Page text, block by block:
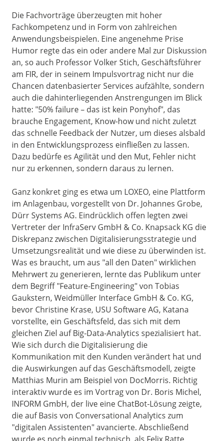
Die Fachvorträge überzeugten mit hoher
Fachkompetenz und in Form von zahlreichen
Anwendungsbeispielen. Eine angenehme Prise
Humor regte das ein oder andere Mal zur Diskussion
an, so auch Professor Volker Stich, Geschäftsführer
am FIR, der in seinem Impulsvortrag nicht nur die
Chancen datenbasierter Services aufzählte, sondern
auch die dahinterliegenden Anstrengungen im Blick
hatte: "50% failure – das ist kein Ponyhof", das
brauche Engagement, Know-how und nicht zuletzt
das schnelle Feedback der Nutzer, um dieses alsbald
in den Entwicklungsprozess einfließen zu lassen.
Dazu bedürfe es Agilität und den Mut, Fehler nicht
nur zu erkennen, sondern daraus zu lernen.
Ganz konkret ging es etwa um LOXEO, eine Plattform
im Anlagenbau, vorgestellt von Dr. Johannes Grobe,
Dürr Systems AG. Eindrücklich offen legten zwei
Vertreter der InfraServ GmbH & Co. Knapsack KG die
Diskrepanz zwischen Digitalisierungsstrategie und
Umsetzungsrealität und wie diese zu überwinden ist.
Was es braucht, um aus "all den Daten" wirklichen
Mehrwert zu generieren, lernte das Publikum unter
dem Begriff "Feature-Engineering" von Tobias
Gaukstern, Weidmüller Interface GmbH & Co. KG,
bevor Christine Krase, USU Software AG, Katana
vorstellte, ein Geschäftsfeld, das sich mit dem
gleichen Ziel auf Big-Data-Analytics spezialisiert hat.
Wie sich durch die Digitalisierung die
Kommunikation mit den Kunden verändert hat und
die Auswirkungen auf das Geschäftsmodell, zeigte
Matthias Murin am Beispiel von DocMorris. Richtig
interaktiv wurde es im Vortrag von Dr. Boris Michel,
INFORM GmbH, der live eine ChatBot-Lösung zeigte,
die auf Basis von Conversational Analytics zum
"digitalen Assistenten" avancierte. Abschließend